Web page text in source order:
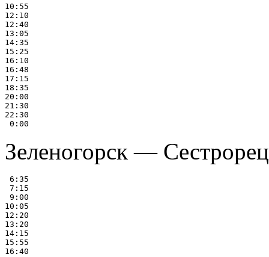
10:55
12:10
12:40
13:05
14:35
15:25
16:10
16:48
17:15
18:35
20:00
21:30
22:30
Зеленогорск —
6:35
7:15
9:00
10:05
12:20
13:20
14:15
15:55
16:40